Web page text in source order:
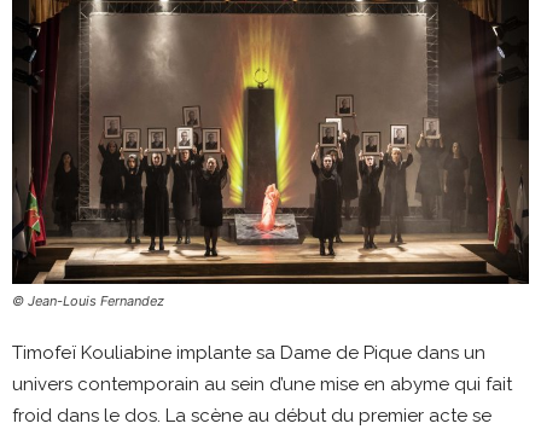
© Jean-Louis Fernandez
Timofeï Kouliabine implante sa Dame de Pique dans un
univers contemporain au sein d’une mise en abyme qui fait
froid dans le dos. La scène au début du premier acte se